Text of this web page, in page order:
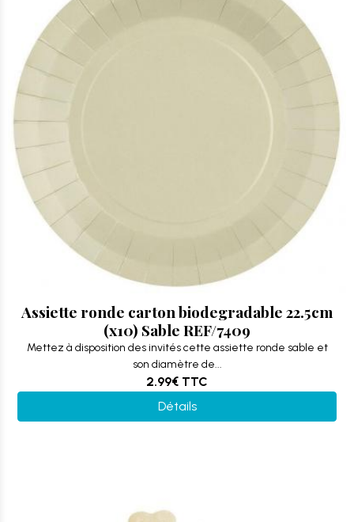
Assiette ronde carton biodegradable 22.5cm
(x10) Sable REF/7409
Mettez à disposition des invités cette assiette ronde sable et
son diamètre de...
2.99€ TTC
Détails